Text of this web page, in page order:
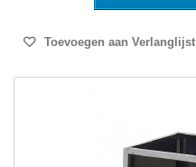
Toevoegen aan Verlanglijst